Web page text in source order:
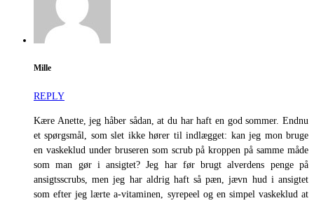
Mille
REPLY
Kære Anette, jeg håber sådan, at du har haft en god sommer. Endnu
et spørgsmål, som slet ikke hører til indlægget: kan jeg mon bruge
en vaskeklud under bruseren som scrub på kroppen på samme måde
som man gør i ansigtet? Jeg har før brugt alverdens penge på
ansigtsscrubs, men jeg har aldrig haft så pæn, jævn hud i ansigtet
som efter jeg lærte a-vitaminen, syrepeel og en simpel vaskeklud at